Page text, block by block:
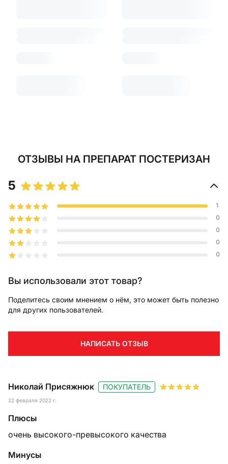
ОТЗЫВЫ НА ПРЕПАРАТ ПОСТЕРИЗАН
Николай Присяжнюк
22 февраля 2022 г.
ПОКУПАТЕЛЬ
Плюсы
очень высокого-превысокого качества
Минусы
5
1
0
0
0
0
Вы использовали этот товар?
Поделитесь своим мнением о нём, это может быть полезно
для других пользователей.
НАПИСАТЬ ОТЗЫВ